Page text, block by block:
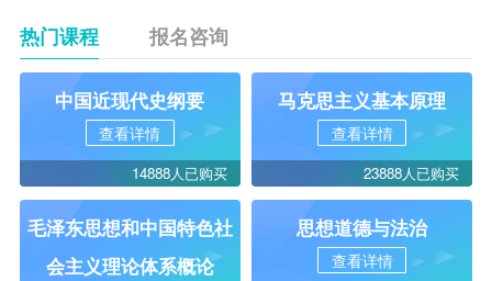
热门课程 报名咨询
中国近现代史纲要
查看详情
14888人已购买
马克思主义基本原理
查看详情
23888人已购买
毛泽东思想和中国特色社
会主义理论体系概论
思想道德与法治
查看详情